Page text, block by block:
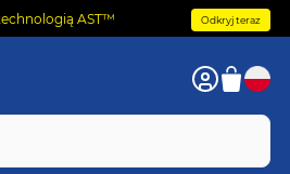
AST™ Odkryj teraz